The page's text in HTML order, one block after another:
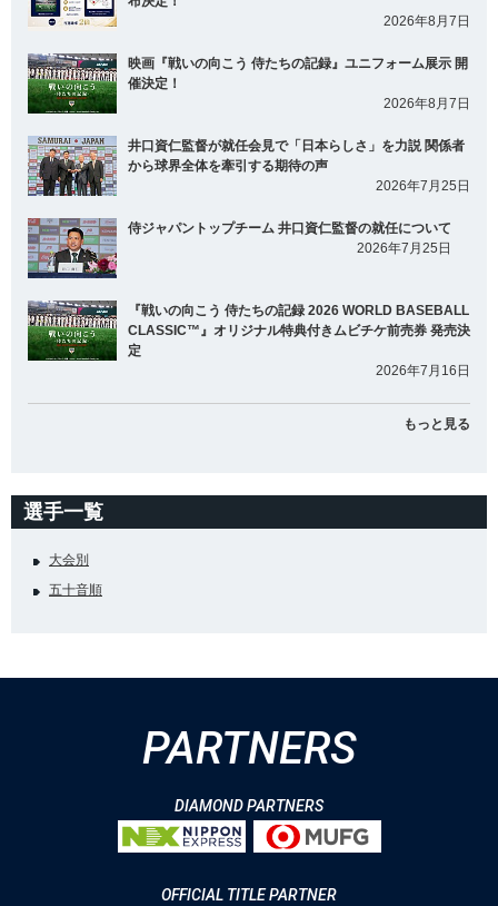
2026年8月7日
映画『戦いの向こう 侍たちの記録』ユニフォーム展示 開
催決定！
2026年8月7日
井口資仁監督が就任会見で「日本らしさ」を力説 関係者
から球界全体を牽引する期待の声
2026年7月25日
侍ジャパントップチーム 井口資仁監督の就任について
2026年7月25日
『戦いの向こう 侍たちの記録 2026 WORLD BASEBALL
CLASSIC™』オリジナル特典付きムビチケ前売券 発売決
定
2026年7月16日
もっと見る
選手一覧
大会別
五十音順
PARTNERS
DIAMOND PARTNERS
OFFICIAL TITLE PARTNER